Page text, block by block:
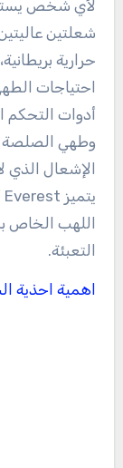
لأي شخص
حرارية
احتياجات
أدوات التحكم
وطهي الصلصة
الإشعال الذي
اللهب الخاص
التعبئة.
اهمية احذية